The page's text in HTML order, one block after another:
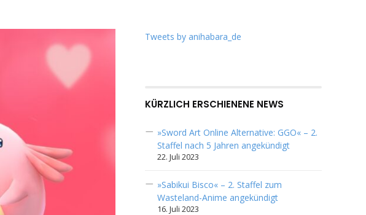
Tweets by anihabara_de
KÜRZLICH ERSCHIENENE NEWS
»Sword Art Online Alternative: GGO« – 2.
Staffel nach 5 Jahren angekündigt
22. Juli 2023
»Sabikui Bisco« – 2. Staffel zum
Wasteland-Anime angekündigt
16. Juli 2023